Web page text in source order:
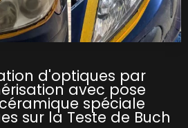
d'optiques par
avec pose
spéciale
sur la Teste de Buch